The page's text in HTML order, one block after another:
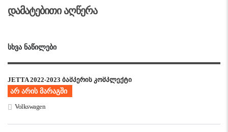
დამატებითი აღწერა
ᲡᲮᲕᲐ ᲜᲐᲬᲘᲚᲔᲑᲘ
JETTA 2022-2023 ბამპერის კომპლექტი
არ არის მარაგში
Volkswagen